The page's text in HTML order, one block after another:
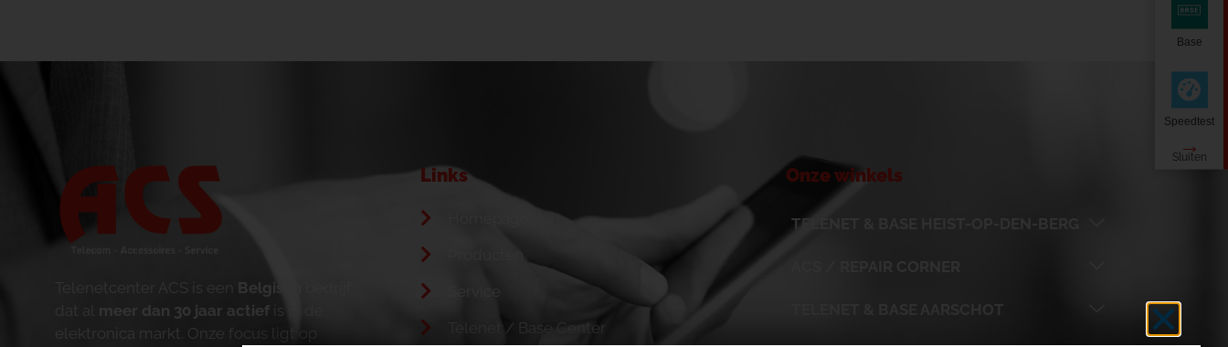
Telenetcenter ACS is een Belgisch
dat al meer dan 30 jaar actief is in de
elektronica markt. Onze focus ligt op
Links
Telenet / Base Center
Onze winkels
TELENET & BASE HEIST-OP-DEN-BERG
Base
Speedtest